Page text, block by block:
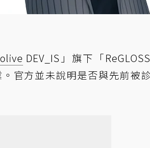
DEV_IS」旗下「
官方並未說明是否與先前被